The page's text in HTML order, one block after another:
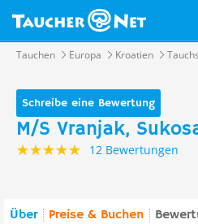
Tauchen Europa Kroatien
Schreibe eine Bewertung
M/S Vranjak,
12 Bewertungen
Über Preise & Buchen